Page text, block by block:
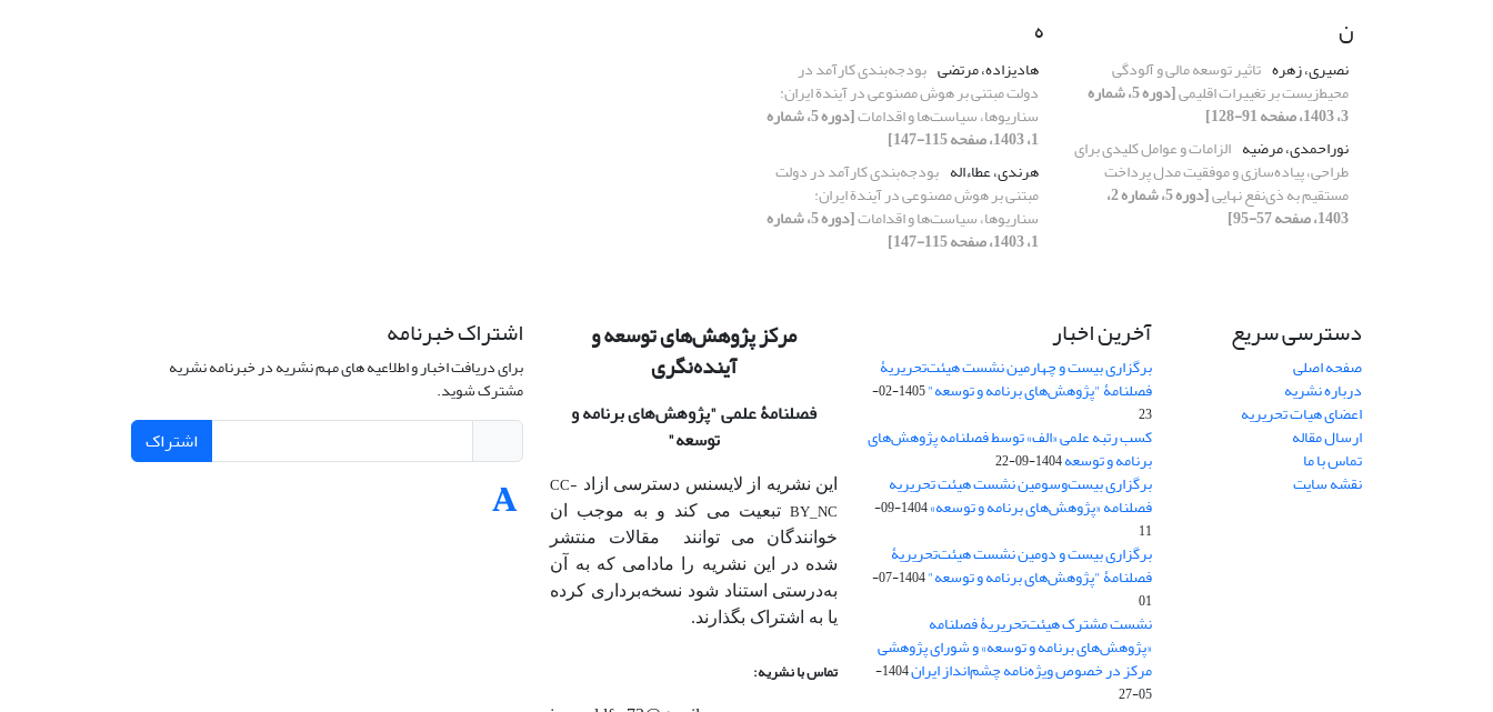
ن
نصیری، زهره تاثیر توسعه مالی و آلودگی
محیط‌زیست بر تغییرات اقلیمی [دوره 5، شماره
3، 1403، صفحه 91-128]
نوراحمدی، مرضیه الزامات و عوامل کلیدی برای
طراحی، پیاده‌سازی و موفقیت مدل پرداخت
مستقیم به ذی‌نفع نهایی [دوره 5، شماره 2،
1403، صفحه 57-95]
ه
هادیزاده، مرتضی بودجه‌‎بندی کارآمد در
دولت مبتنی بر هوش مصنوعی در آیندة ایران:
سناریوها، سیاست‏‌ها و اقدامات [دوره 5، شماره
1، 1403، صفحه 115-147]
هرندی، عطاءاله
بودجه‌‎بندی کارآمد در دولت
مبتنی بر هوش مصنوعی در آیندة ایران:
سناریوها، سیاست‏‌ها و اقدامات [دوره 5، شماره
1، 1403، صفحه 115-147]
دسترسی سریع
صفحه اصلی
درباره نشریه
اعضای هیات تحریریه
ارسال مقاله
تماس با ما
نقشه سایت
آخرین اخبار
برگزاری بیست و چهارمین نشست هیئت‌تحریریۀ
فصلنامۀ "پژوهش‌های برنامه و توسعه"
1405-02-
23
کسب رتبه علمی «الف» توسط فصلنامه پژوهش‌های
برنامه و توسعه1404-09-22
برگزاری بیست‌وسومین نشست هیئت‌ تحریریه
فصلنامه «پژوهش‌های برنامه و توسعه»
1404-09-
11
برگزاری بیست و دومین نشست هیئت‌تحریریۀ
فصلنامۀ "پژوهش‌های برنامه و توسعه"
1404-07-
01
نشست مشترک هیئت‌تحریریۀ فصلنامه
«پژوهش‌های برنامه و توسعه» و شورای پژوهشی
مرکز در خصوص ویژه‌نامه چشم‌انداز ایران
1404-
05-27
مرکز پژوهش‌های توسعه و
آینده‌نگری
فصلنامۀ علمی"پژوهش‌های برنامه و
توسعه"
این نشریه از لایسنس دسترسی ازاد CC-
BY_NCتبعیت می کند و به موجب ان
خوانندگان می توانند مقالات منتشر
شده در این نشریه را مادامی که به آن‌
به‌درستی استناد شود نسخه‌برداری کرده
یا به اشتراک بگذارند.
تماس با نشریه:
اشتراک خبرنامه
برای دریافت اخبار و اطلاعیه های مهم نشریه در خبرنامه نشریه
مشترک شوید.
اشتراک